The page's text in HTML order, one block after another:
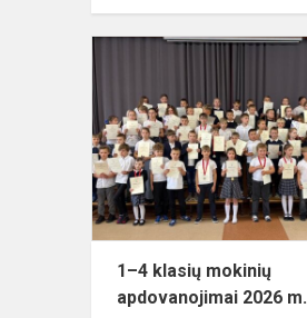
1–4 klasių mokinių
apdovanojimai 2026 m.